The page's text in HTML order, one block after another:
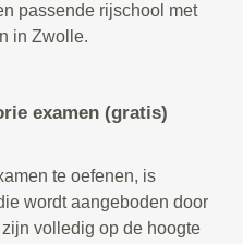
passende rijschool met
in Zwolle.
examen (gratis)
te oefenen, is
wordt aangeboden door
volledig op de hoogte